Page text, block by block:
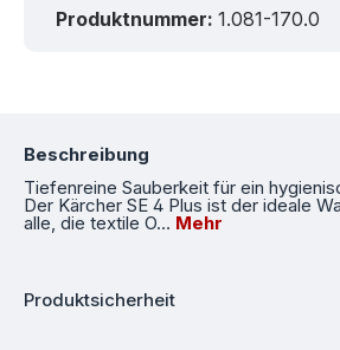
Produktnummer: 1.081-170.0
Beschreibung
Tiefenreine Sauberkeit für ein
Der Kärcher SE 4 Plus ist der ideale
alle, die textile O… Mehr
Produktsicherheit